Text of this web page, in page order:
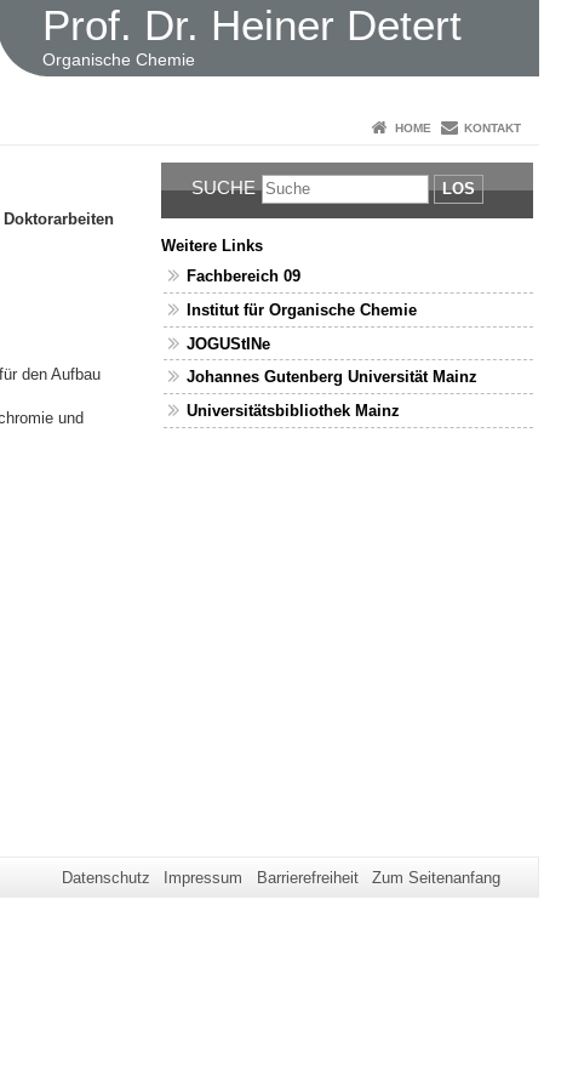
Prof. Dr. Heiner Detert
Organische Chemie
HOME KONTAKT
den Aufbau
und
SUCHE LOS
Weitere Links
Fachbereich 09
Institut für Organische Chemie
JOGUStINe
Johannes Gutenberg Universität Mainz
Universitätsbibliothek Mainz
Datenschutz Impressum Barrierefreiheit Zum Seitenanfang